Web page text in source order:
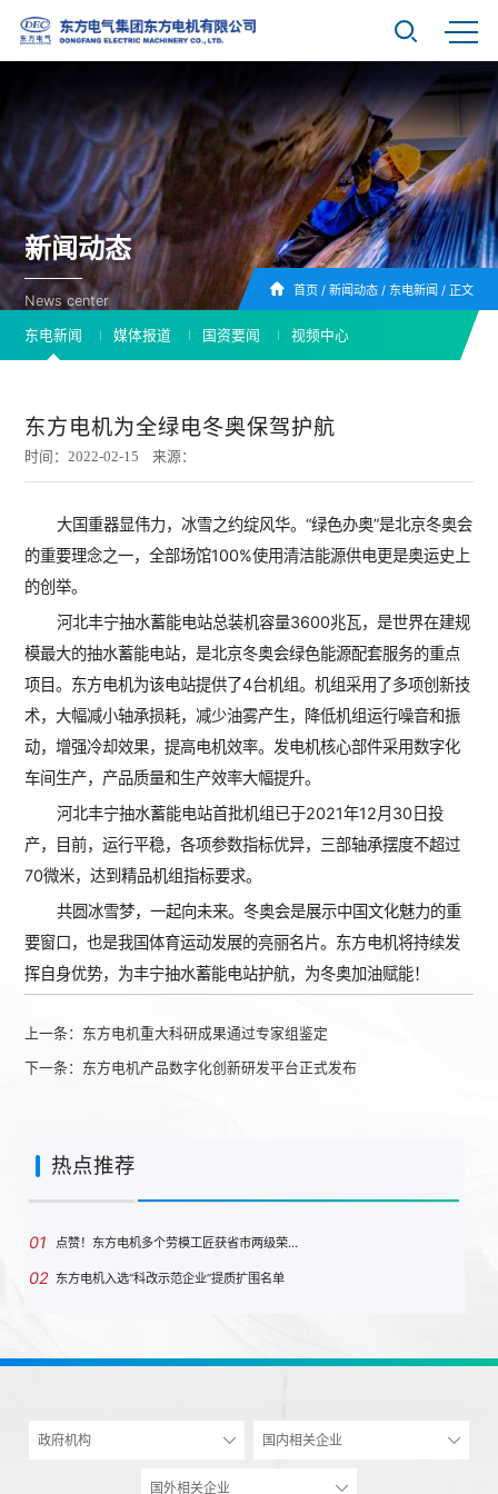
新闻动态
News center
首页/ 新闻动态/ 东电新闻 / 正文
东电新闻 媒体报道 国资要闻 视频中心
东方电机为全绿电冬奥保驾护航
时间：2022-02-15 来源：
大国重器显伟力，冰雪之约绽风华。“绿色办奥”是北京冬奥会
的重要理念之一，全部场馆100%使用清洁能源供电更是奥运史上
的创举。
河北丰宁抽水蓄能电站总装机容量3600兆瓦，是世界在建规
模最大的抽水蓄能电站，是北京冬奥会绿色能源配套服务的重点
项目。东方电机为该电站提供了4台机组。机组采用了多项创新技
术，大幅减小轴承损耗，减少油雾产生，降低机组运行噪音和振
动，增强冷却效果，提高电机效率。发电机核心部件采用数字化
车间生产，产品质量和生产效率大幅提升。
河北丰宁抽水蓄能电站首批机组已于2021年12月30日投
产，目前，运行平稳，各项参数指标优异，三部轴承摆度不超过
70微米，达到精品机组指标要求。
共圆冰雪梦，一起向未来。冬奥会是展示中国文化魅力的重
要窗口，也是我国体育运动发展的亮丽名片。东方电机将持续发
挥自身优势，为丰宁抽水蓄能电站护航，为冬奥加油赋能！
上一条： 东方电机重大科研成果通过专家组鉴定
下一条： 东方电机产品数字化创新研发平台正式发布
热点推荐
01 点赞！东方电机多个劳模工匠获省市两级荣…
02 东方电机入选“科改示范企业”提质扩围名单
政府机构 国内相关企业
国外相关企业